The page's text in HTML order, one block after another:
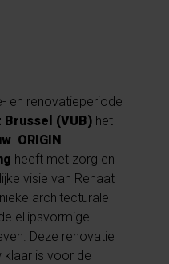
en renovatieperiode
(VUB) het
ORIGIN
heeft met zorg en
visie van Renaat
architecturale
ellipsvormige
Deze renovatie
is voor de